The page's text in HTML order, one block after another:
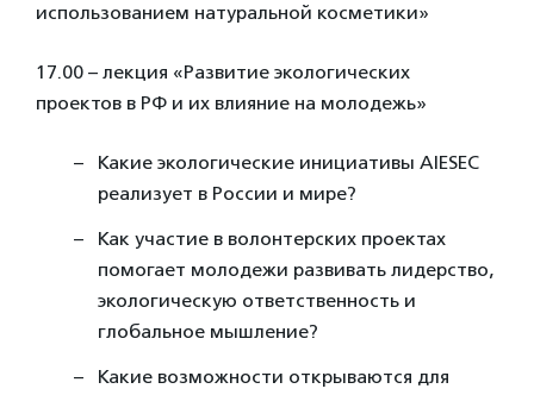
использованием натуральной косметики»
17.00 – лекция «Развитие экологических
проектов в РФ и их влияние на молодежь»
Какие экологические инициативы AIESEC
реализует в России и мире?
Как участие в волонтерских проектах
помогает молодежи развивать лидерство,
экологическую ответственность и
глобальное мышление?
Какие возможности открываются для